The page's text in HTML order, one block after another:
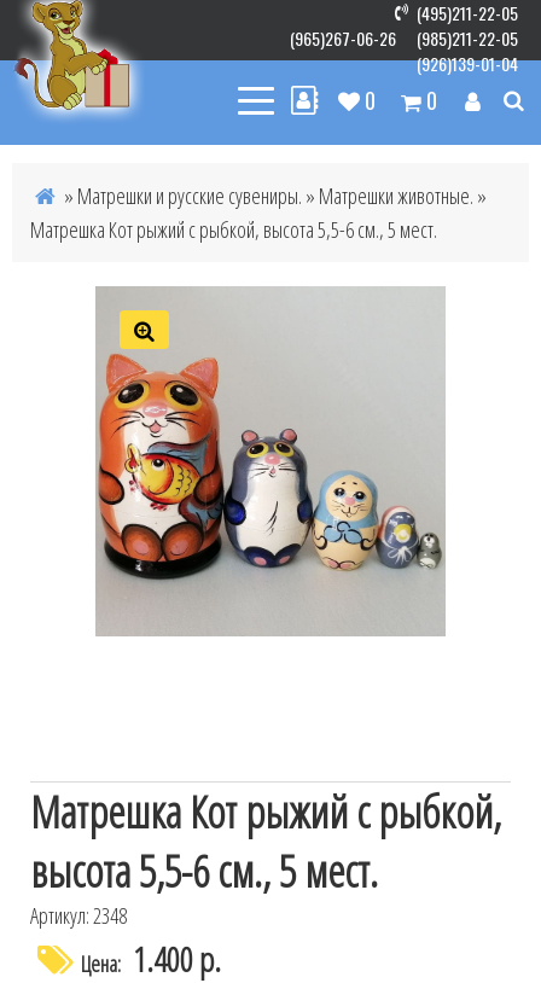
(495)211-22-05
(965)267-06-26
(985)211-22-05
(926)139-01-04
0 0
» Матрешки и русские сувениры. » Матрешки животные. »
Матрешка Кот рыжий с рыбкой, высота 5,5-6 см., 5 мест.
Матрешка Кот рыжий с рыбкой,
высота 5,5-6 см., 5 мест.
Артикул: 2348
Цена: 1.400 р.